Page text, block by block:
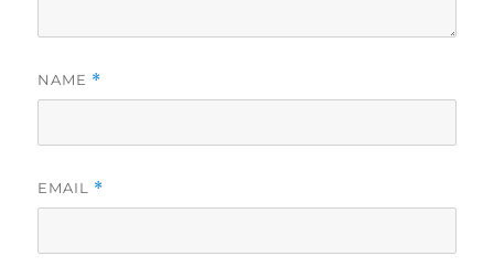
NAME *
EMAIL *